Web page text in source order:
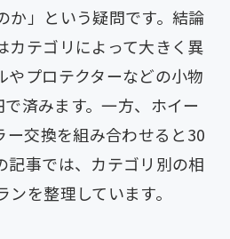
か」という疑問です。結論
カテゴリによって大きく異
やプロテクターなどの小物
済みます。一方、ホイー
ー交換を組み合わせると30
記事では、カテゴリ別の相
を整理しています。